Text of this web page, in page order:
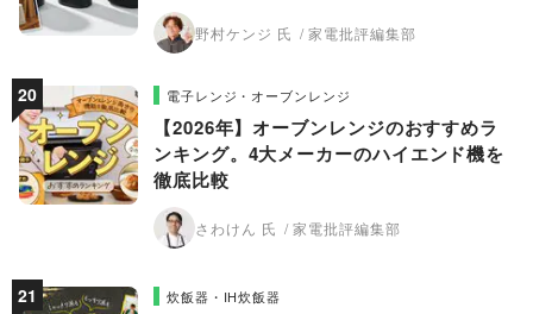
野村ケンジ 氏 家電批評編集部
電子レンジ・オーブンレンジ
【2026年】オーブンレンジのおすすめラ
ンキング。4大メーカーのハイエンド機を
徹底比較
さわけん 氏 家電批評編集部
炊飯器・IH炊飯器